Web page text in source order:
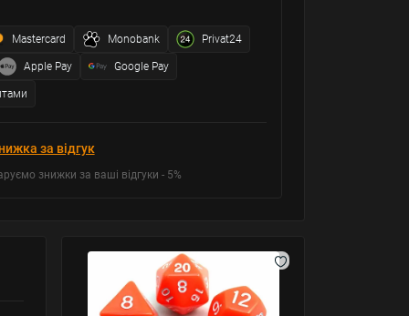
Mastercard Monobank Privat24
Apple Pay Google Pay
за відгук
знижки за ваші відгуки - 5%